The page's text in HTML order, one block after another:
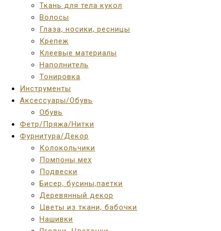
Ткань для тела кукол
Волосы
Глаза, носики, ресницы
Крепеж
Клеевые материалы
Наполнитель
Тонировка
Инструменты
Аксессуары/Обувь
Обувь
Фетр/Пряжа/Нитки
Фурнитура/Декор
Колокольчики
Помпоны мех
Подвески
Бисер, бусины,паетки
Деревянный декор
Цветы из ткани, бабочки
Нашивки